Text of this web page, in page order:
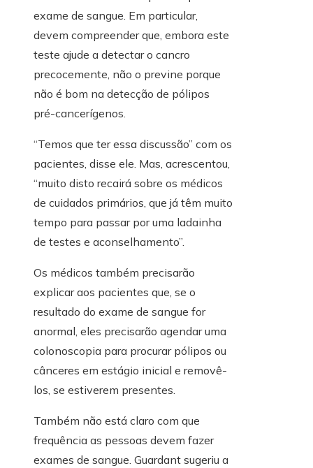
exame de sangue. Em particular,
devem compreender que, embora este
teste ajude a detectar o cancro
precocemente, não o previne porque
não é bom na detecção de pólipos
pré-cancerígenos.
“Temos que ter essa discussão” com os
pacientes, disse ele. Mas, acrescentou,
“muito disto recairá sobre os médicos
de cuidados primários, que já têm muito
tempo para passar por uma ladainha
de testes e aconselhamento”.
Os médicos também precisarão
explicar aos pacientes que, se o
resultado do exame de sangue for
anormal, eles precisarão agendar uma
colonoscopia para procurar pólipos ou
cânceres em estágio inicial e removê-
los, se estiverem presentes.
Também não está claro com que
frequência as pessoas devem fazer
exames de sangue. Guardant sugeriu a